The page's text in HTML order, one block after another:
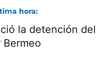
hora:
la detención del
Bermeo